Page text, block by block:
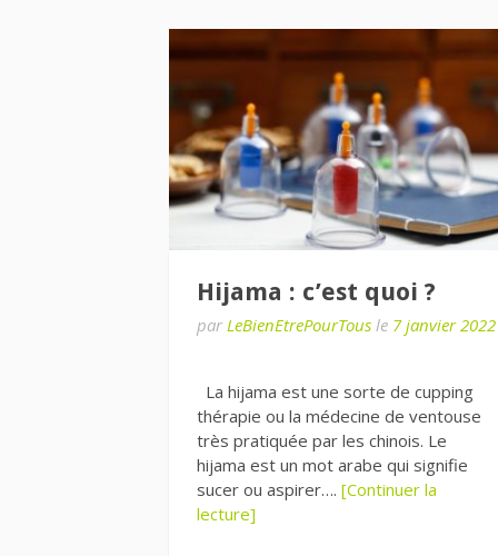
Hijama : c’est quoi ?
par LeBienEtrePourTous le 7 janvier 2022
La hijama est une sorte de cupping
thérapie ou la médecine de ventouse
très pratiquée par les chinois. Le
hijama est un mot arabe qui signifie
sucer ou aspirer…. [Continuer la
lecture]